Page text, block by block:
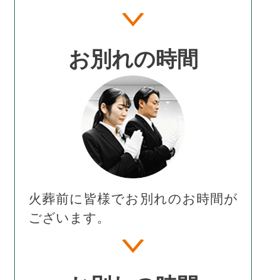
お別れの時間
火葬前に皆様でお別れのお時間が
ございます。